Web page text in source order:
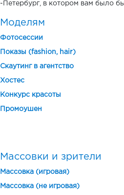
в котором вам было
Моделям
Фотосессии
Показы (fashion, hair)
Скаутинг в агентство
Хостес
Конкурс красоты
Промоушен
Массовки и зрители
Массовка (игровая)
Массовка (не игровая)